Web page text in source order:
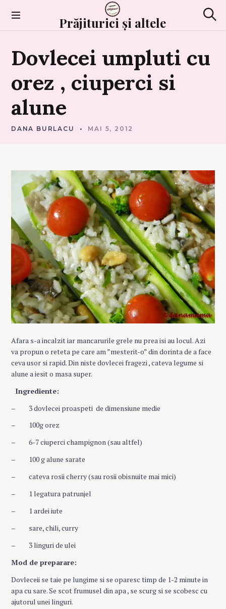
Prăjiturici și altele
U
E
M
E
Dovlecei umpluti cu
orez , ciuperci si
alune
DANA BURLACU MAI 5, 2012
Afara s-a incalzit iar mancarurile grele nu prea isi au locul. Azi
va propun o reteta pe care am ”mesterit-o” din dorinta de a face
ceva usor si rapid. Din niste dovlecei fragezi , cateva legume si
alune a iesit o masa super.
Ingrediente:
– 3 dovlecei proaspeti de dimensiune medie
– 100g orez
– 6-7 ciuperci champignon (sau altfel)
– 100 g alune sarate
– cateva rosii cherry (sau rosii obisnuite mai mici)
– 1 legatura patrunjel
– 1 ardei iute
– sare, chili, curry
– 3 linguri de ulei
Mod de preparare:
Dovleceii se taie pe lungime si se oparesc timp de 1-2 minute in
apa cu sare. Se scot frumusel din apa , se scurg si se scobesc cu
ajutorul unei linguri.